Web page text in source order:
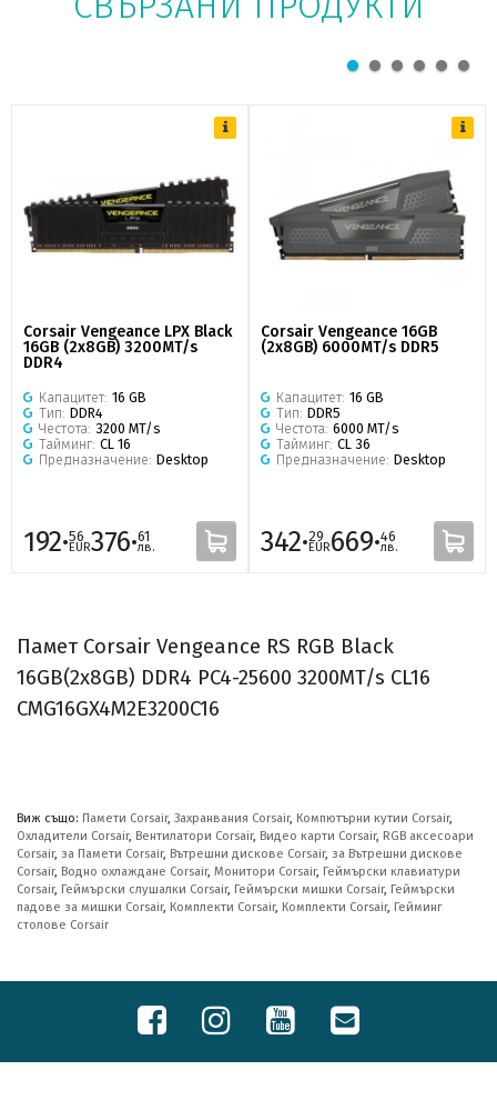
Corsair Vengeance LPX Black
16GB (2x8GB) 3200MT/s
DDR4
Капацитет: 16 GB
Тип: DDR4
Честота: 3200 MT/s
Тайминг: CL 16
Предназначение: Desktop
192·56
EUR376·61
лв.
Corsair Vengeance 16GB
(2x8GB) 6000MT/s DDR5
Капацитет: 16 GB
Тип: DDR5
Честота: 6000 MT/s
Тайминг: CL 36
Предназначение: Desktop
342·29
EUR669·46
лв.
Памет Corsair Vengeance RS RGB Black
16GB(2x8GB) DDR4 PC4-25600 3200MT/s CL16
CMG16GX4M2E3200C16
Виж също: Памети Corsair, Захранвания Corsair, Компютърни кутии Corsair,
Охладители Corsair, Вентилатори Corsair, Видео карти Corsair, RGB аксесоари
Corsair, за Памети Corsair, Вътрешни дискове Corsair, за Вътрешни дискове
Corsair, Водно охлаждане Corsair, Монитори Corsair, Геймърски клавиатури
Corsair, Геймърски слушалки Corsair, Геймърски мишки Corsair, Геймърски
падове за мишки Corsair, Комплекти Corsair, Комплекти Corsair, Гейминг
столове Corsair